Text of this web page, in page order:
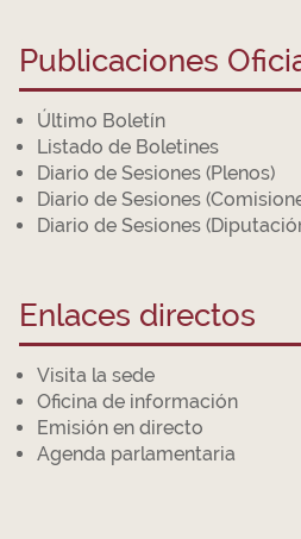
Publicaciones
Último Boletín
Listado de Boletines
Diario de Sesiones (Plenos)
Diario de Sesiones
Diario de Sesiones
Enlaces directos
Visita la sede
Oficina de información
Emisión en directo
Agenda parlamentaria